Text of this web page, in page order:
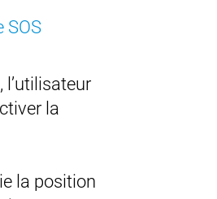
SOS
l’utilisateur
la
la position